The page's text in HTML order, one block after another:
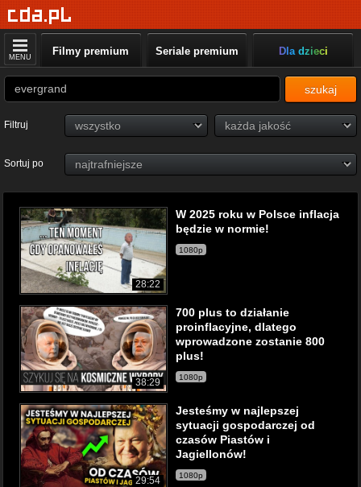
MENU Filmy premium Seriale premium Dla dzieci
szukaj
Filtruj
Sortuj po
28:22
W 2025 roku w Polsce inflacja
będzie w normie!
1080p
38:29
700 plus to działanie
proinflacyjne, dlatego
wprowadzone zostanie 800
plus!
1080p
29:54
Jesteśmy w najlepszej
sytuacji gospodarczej od
czasów Piastów i
Jagiellonów!
1080p